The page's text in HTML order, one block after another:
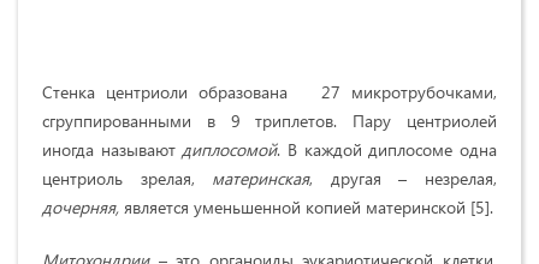
Стенка центриоли образована 27 микротрубочками,
сгруппированными в 9 триплетов. Пару центриолей
иногда называют диплосомой. В каждой диплосоме одна
центриоль зрелая, материнская, другая – незрелая,
дочерняя, является уменьшенной копией материнской [5].